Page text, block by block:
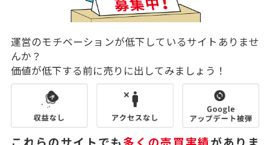
運営のモチベーションが低下しているサイトありませ
んか？
価値が低下する前に売りに出してみましょう！
これらのサイトでも多くの売買実績がありま